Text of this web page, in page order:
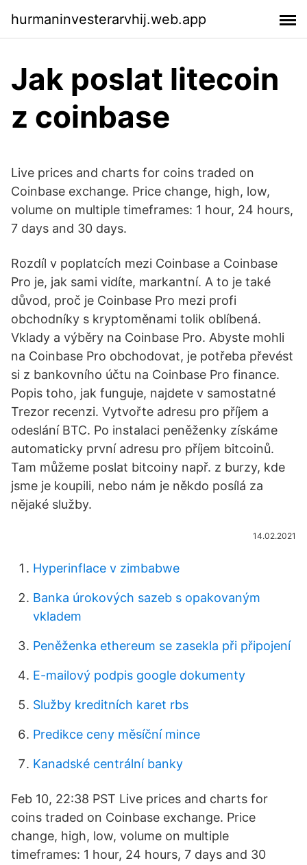
hurmaninvesterarvhij.web.app
Jak poslat litecoin
z coinbase
Live prices and charts for coins traded on
Coinbase exchange. Price change, high, low,
volume on multiple timeframes: 1 hour, 24 hours,
7 days and 30 days.
Rozdíl v poplatcích mezi Coinbase a Coinbase
Pro je, jak sami vidíte, markantní. A to je také
důvod, proč je Coinbase Pro mezi profi
obchodníky s kryptoměnami tolik oblíbená.
Vklady a výběry na Coinbase Pro. Abyste mohli
na Coinbase Pro obchodovat, je potřeba převést
si z bankovního účtu na Coinbase Pro finance.
Popis toho, jak funguje, najdete v samostatné
Trezor recenzi. Vytvořte adresu pro příjem a
odeslání BTC. Po instalaci peněženky získáme
automaticky první adresu pro příjem bitcoinů.
Tam můžeme poslat bitcoiny např. z burzy, kde
jsme je koupili, nebo nám je někdo posílá za
nějaké služby.
14.02.2021
Hyperinflace v zimbabwe
Banka úrokových sazeb s opakovaným
vkladem
Peněženka ethereum se zasekla při připojení
E-mailový podpis google dokumenty
Služby kreditních karet rbs
Predikce ceny měsíční mince
Kanadské centrální banky
Feb 10, 22:38 PST Live prices and charts for
coins traded on Coinbase exchange. Price
change, high, low, volume on multiple
timeframes: 1 hour, 24 hours, 7 days and 30